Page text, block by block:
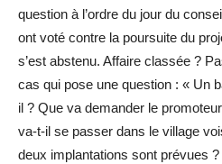
question à l’ordre du jour du
ont voté contre la poursuite du
s’est abstenu. Affaire classée ?
cas qui pose une question : « Un
il ? Que va demander le
va-t-il se passer dans le village
deux implantations sont prévues ?